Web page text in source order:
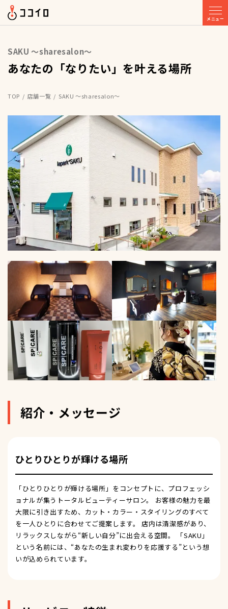
メニュー
SAKU ～sharesalon～
あなたの「なりたい」を叶える場所
TOP 店舗一覧 SAKU ～sharesalon～
紹介・メッセージ
ひとりひとりが輝ける場所
「ひとりひとりが輝ける場所」をコンセプトに、プロフェッシ
ョナルが集うトータルビューティーサロン。 お客様の魅力を最
大限に引き出すため、カット・カラー・スタイリングのすべて
を一人ひとりに合わせてご提案します。 店内は清潔感があり、
リラックスしながら“新しい自分”に出会える空間。 「SAKU」
という名前には、“あなたの生まれ変わりを応援する”という想
いが込められています。